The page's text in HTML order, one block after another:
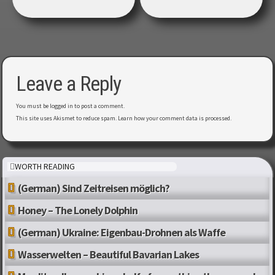
Leave a Reply
You must be logged in to post a comment.
This site uses Akismet to reduce spam. Learn how your comment data is processed
WORTH READING
(German) Sind Zeitreisen möglich?
Honey – The Lonely Dolphin
(German) Ukraine: Eigenbau-Drohnen als Waffe
Wasserwelten – Beautiful Bavarian Lakes